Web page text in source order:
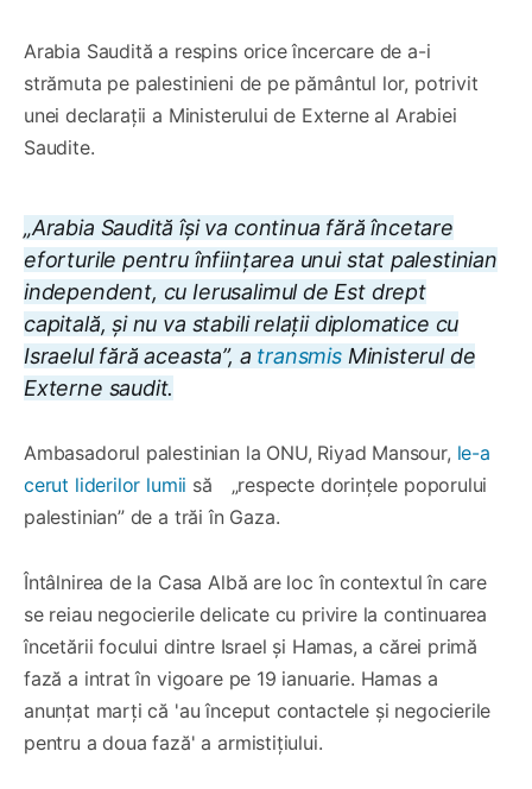
Arabia Saudită a respins orice încercare de a-i
strămuta pe palestinieni de pe pământul lor, potrivit
unei declarații a Ministerului de Externe al Arabiei
Saudite.
„Arabia Saudită își va continua fără încetare
eforturile pentru înființarea unui stat palestinian
independent, cu Ierusalimul de Est drept
capitală, și nu va stabili relații diplomatice cu
Israelul fără aceasta”, a transmisMinisterul de
Externe saudit.
Ambasadorul palestinian la ONU, Riyad Mansour, le-a
cerut liderilor lumii să „respecte dorințele poporului
palestinian” de a trăi în Gaza.
Întâlnirea de la Casa Albă are loc în contextul în care
se reiau negocierile delicate cu privire la continuarea
încetării focului dintre Israel și Hamas, a cărei primă
fază a intrat în vigoare pe 19 ianuarie. Hamas a
anunțat marți că 'au început contactele și negocierile
pentru a doua fază' a armistițiului.